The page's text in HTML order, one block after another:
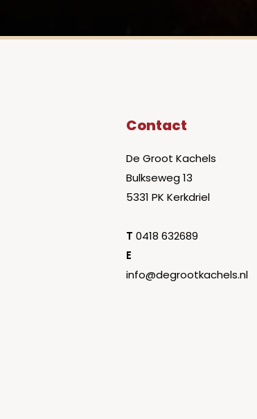
Contact
De Groot Kachels
Bulkseweg 13
5331 PK Kerkdriel
T 0418 632689
E
info@degrootkachels.nl